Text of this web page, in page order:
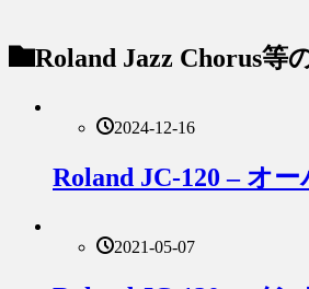
Roland Jazz Chorus等
2024-12-16
Roland JC-120 – オ
2021-05-07